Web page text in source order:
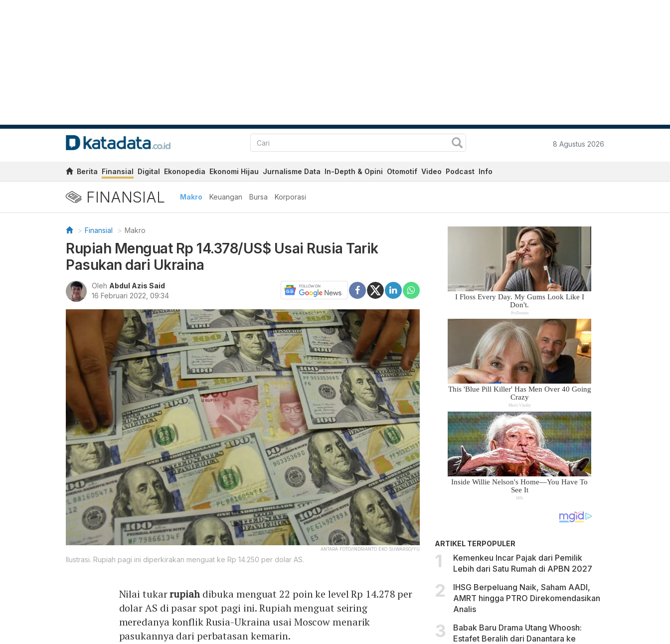
8 Agustus 2026
Berita Finansial Digital Ekonopedia Ekonomi Hijau Jurnalisme Data In-Depth & Opini Otomotif Video Podcast Info
FINANSIAL Makro Keuangan Bursa Korporasi
Finansial Makro
Rupiah Menguat Rp 14.378/US$ Usai Rusia Tarik
Pasukan dari Ukraina
Oleh Abdul Azis Said
16 Februari 2022, 09:34
ANTARA FOTO/INDRIANTO EKO SUWARSO/YU
Ilustrasi. Rupiah pagi ini diperkirakan menguat ke Rp 14.250 per dolar AS.
Nilai tukarrupiahdibuka menguat 22 poin ke level Rp 14.278 per
dolar AS di pasar spot pagi ini. Rupiah menguat seiring
meredanya konflik Rusia-Ukraina usai Moscow menarik
pasukannya dari perbatasan kemarin.
ARTIKEL TERPOPULER
Kemenkeu Incar Pajak dari Pemilik
Lebih dari Satu Rumah di APBN 2027
IHSG Berpeluang Naik, Saham AADI,
AMRT hingga PTRO Direkomendasikan
Analis
Babak Baru Drama Utang Whoosh:
Estafet Beralih dari Danantara ke